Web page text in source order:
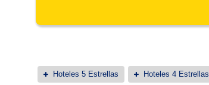
Hoteles 5 Estrellas Hoteles 4 Estrellas